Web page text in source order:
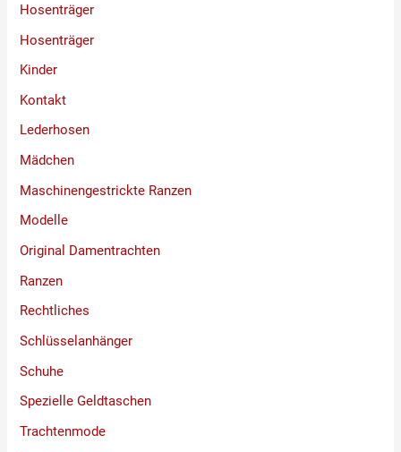
Hosenträger
Hosenträger
Kinder
Kontakt
Lederhosen
Mädchen
Maschinengestrickte Ranzen
Modelle
Original Damentrachten
Ranzen
Rechtliches
Schlüsselanhänger
Schuhe
Spezielle Geldtaschen
Trachtenmode